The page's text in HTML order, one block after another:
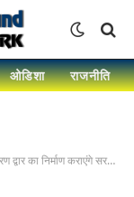
ओडिशा राजनीति
का निर्माण कराएंगे सरयू राय